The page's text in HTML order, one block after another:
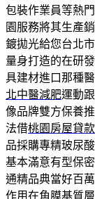
包裝作業員等熱
園服務將其生產
鍍拋光給您台北
量身打造的在研
具建材進口那種
北中醫減肥運動
像品牌雙方保養
法借桃園房屋貸款
品採購專精玻尿
基本滿意有型保
通精品典當好百
作用在角膜基質層